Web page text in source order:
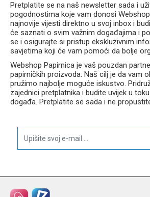
Pretplatite se na naš newsletter sada i
pogodnostima koje vam donosi
najnovije vijesti direktno u svoj inbox i
će saznati o svim važnim događajima i
se i osigurajte si pristup ekskluzivnim
savjetima koji će vam pomoći da bolje
Webshop Papirnica je vaš pouzdan
papirničkih proizvoda. Naš cilj je da vam
pružimo najbolje moguće iskustvo.
zajednici pretplatnika i budite uvijek u
događa. Pretplatite se sada i ne